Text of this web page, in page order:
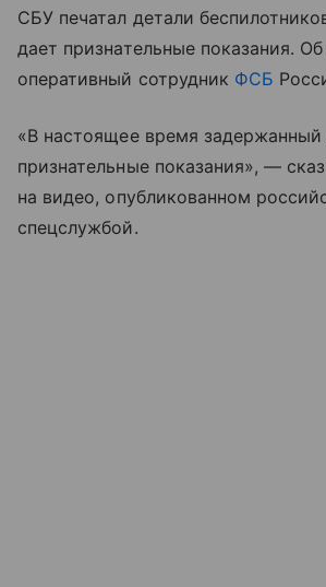
СБУ печатал детали
дает признательные показания.
оперативный сотрудник ФСБ
«В настоящее время задержанный
признательные показания», —
на видео, опубликованном
спецслужбой.